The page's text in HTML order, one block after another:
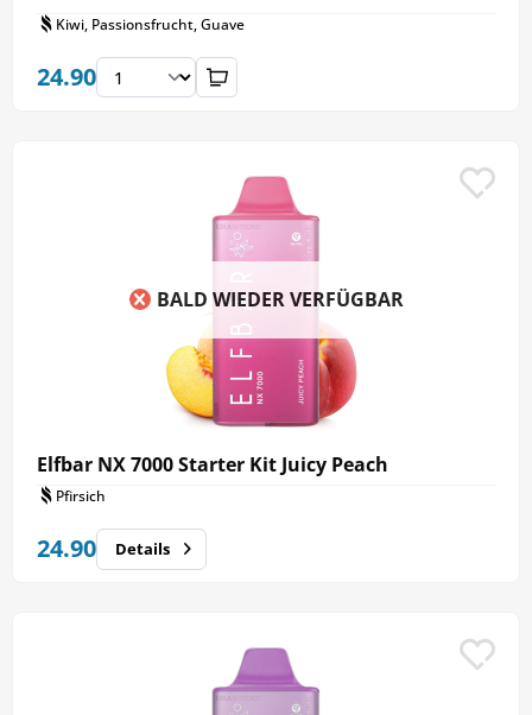
Kiwi, Passionsfrucht, Guave
24.90
BALD WIEDER VERFÜGBAR
Elfbar NX 7000 Starter Kit Juicy Peach
Pfirsich
24.90 Details